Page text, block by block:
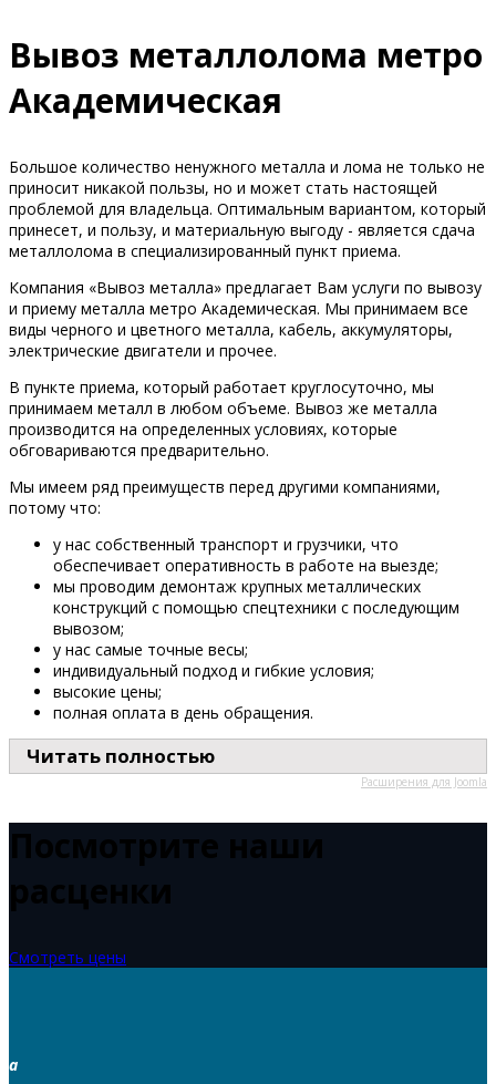
Вывоз металлолома метро
Академическая
Большое количество ненужного металла и лома не только не
приносит никакой пользы, но и может стать настоящей
проблемой для владельца. Оптимальным вариантом, который
принесет, и пользу, и материальную выгоду - является сдача
металлолома в специализированный пункт приема.
Компания «Вывоз металла» предлагает Вам услуги по вывозу
и приему металла метро Академическая. Мы принимаем все
виды черного и цветного металла, кабель, аккумуляторы,
электрические двигатели и прочее.
В пункте приема, который работает круглосуточно, мы
принимаем металл в любом объеме. Вывоз же металла
производится на определенных условиях, которые
обговариваются предварительно.
Мы имеем ряд преимуществ перед другими компаниями,
потому что:
у нас собственный транспорт и грузчики, что
обеспечивает оперативность в работе на выезде;
мы проводим демонтаж крупных металлических
конструкций с помощью спецтехники с последующим
вывозом;
у нас самые точные весы;
индивидуальный подход и гибкие условия;
высокие цены;
полная оплата в день обращения.
Читать полностью
Расширения для Joomla
Посмотрите наши
расценки
Смотреть цены
a